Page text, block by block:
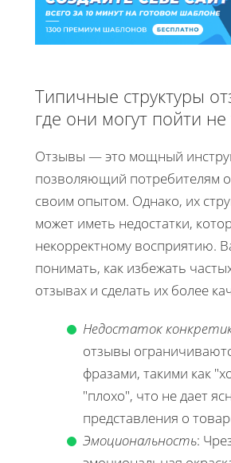
Типичные структуры
где они могут пойти не
Отзывы — это мощный
позволяющий потребителям
своим опытом. Однако, их
может иметь недостатки,
некорректному восприятию.
понимать, как избежать
отзывах и сделать их более
Недостаток
отзывы
фразами, такими как
"плохо", что не дает
представления о
Эмоциональность: